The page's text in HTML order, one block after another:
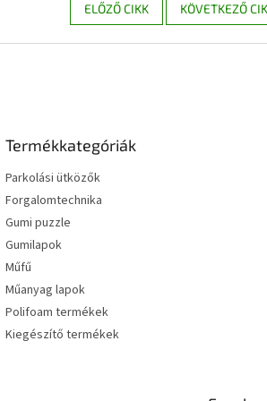
ELŐZŐ CIKK KÖVETKEZŐ
Termékkategóriák
Parkolási ütközők
Forgalomtechnika
Gumi puzzle
Gumilapok
Műfű
Műanyag lapok
Polifoam termékek
Kiegészítő termékek